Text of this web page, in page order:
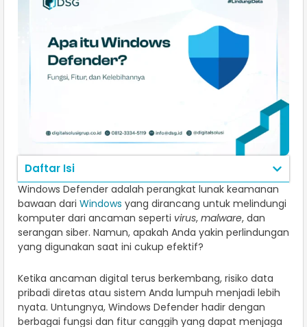
Daftar Isi
Windows Defender adalah perangkat lunak keamanan
bawaan dari Windows yang dirancang untuk melindungi
komputer dari ancaman seperti virus, malware, dan
serangan siber. Namun, apakah Anda yakin perlindungan
yang digunakan saat ini cukup efektif?
Ketika ancaman digital terus berkembang, risiko data
pribadi diretas atau sistem Anda lumpuh menjadi lebih
nyata. Untungnya, Windows Defender hadir dengan
berbagai fungsi dan fitur canggih yang dapat menjaga